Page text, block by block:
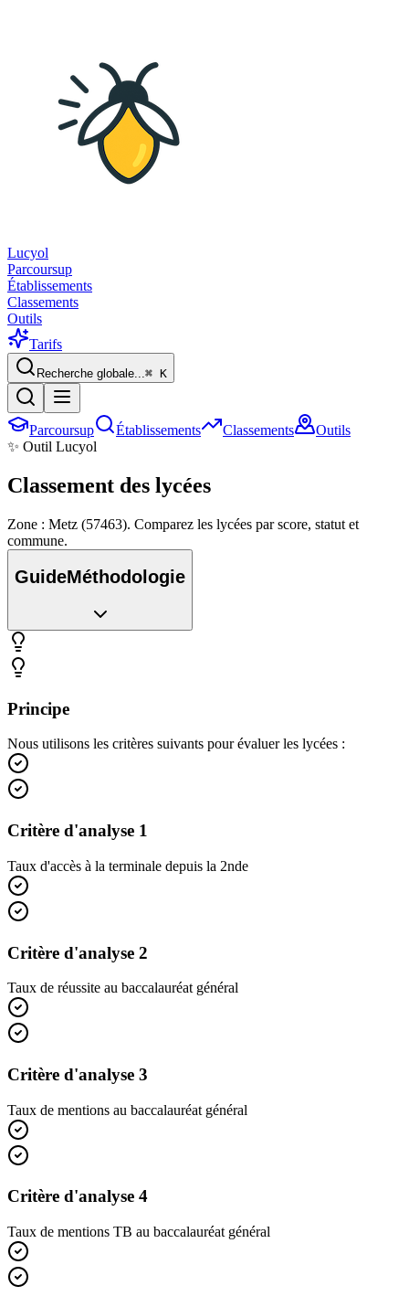
Lucyol
Parcoursup
Établissements
Classements
Outils
Tarifs
Recherche globale...⌘ K
Parcoursup Établissements Classements
Outils
✨ Outil Lucyol
Classement des lycées
Zone : Metz (57463). Comparez les lycées par score, statut et
commune.
GuideMéthodologie
Principe
Nous utilisons les critères suivants pour évaluer les lycées :
Critère d'analyse 1
Taux d'accès à la terminale depuis la 2nde
Critère d'analyse 2
Taux de réussite au baccalauréat général
Critère d'analyse 3
Taux de mentions au baccalauréat général
Critère d'analyse 4
Taux de mentions TB au baccalauréat général